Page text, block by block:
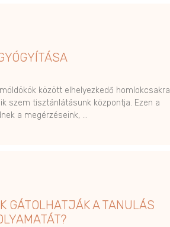
között elhelyezkedő homlokcsakra
szem tisztánlátásunk központja. Ezen a
a megérzéseink, …
GÁTOLHATJÁK A TANULÁS